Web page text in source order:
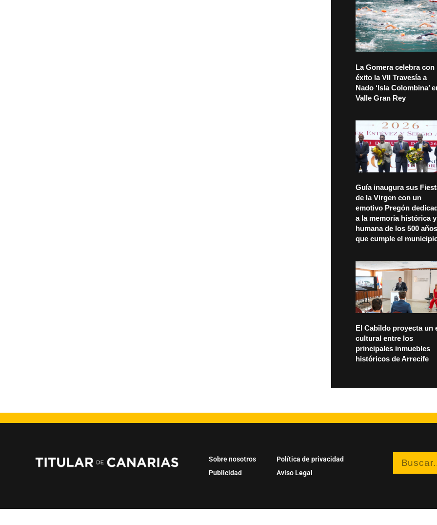
La Gomera celebra con
éxito la VII Travesía a
Nado ‘Isla Colombina’
Valle Gran Rey
Guía inaugura sus
de la Virgen con un
emotivo Pregón
a la memoria histórica y
humana de los 500 años
que cumple el
El Cabildo proyecta un
cultural entre los
principales inmuebles
históricos de Arrecife
Sobre nosotros
Publicidad
Política de privacidad
Aviso Legal